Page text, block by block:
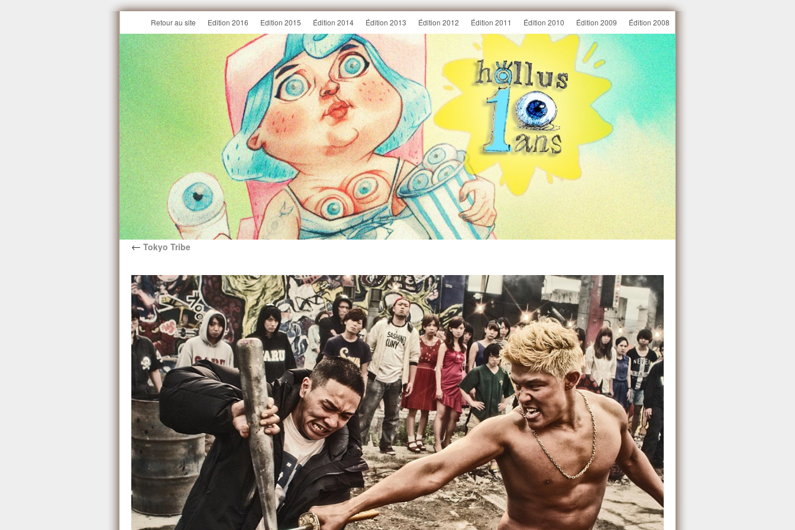
Retour au site Edition 2016 Edition 2015 Édition 2014 Édition 2013 Édition 2012 Édition 2011 Édition 2010 Édition 2009 Édition 2008
← Tokyo Tribe